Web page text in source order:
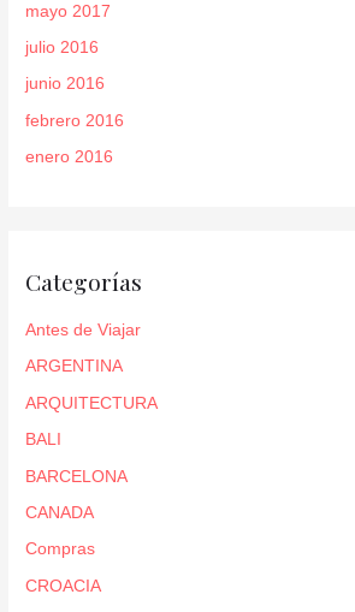
mayo 2017
julio 2016
junio 2016
febrero 2016
enero 2016
Categorías
Antes de Viajar
ARGENTINA
ARQUITECTURA
BALI
BARCELONA
CANADA
Compras
CROACIA